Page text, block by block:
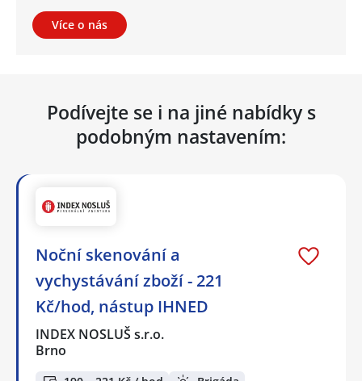
Více o nás
Podívejte se i na jiné nabídky s
podobným nastavením:
Noční skenování a
vychystávání zboží - 221
Kč/hod, nástup IHNED
INDEX NOSLUŠ s.r.o.
Brno